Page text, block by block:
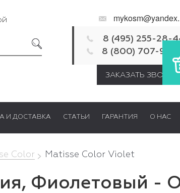
8 (495) 255-28-
8 (800) 707-92-
ЗАКАЗАТЬ ЗВОНОК
И ДОСТАВКА СТАТЬИ ГАРАНТИЯ О НАС
Color Matisse Color Violet
Фиолетовый -